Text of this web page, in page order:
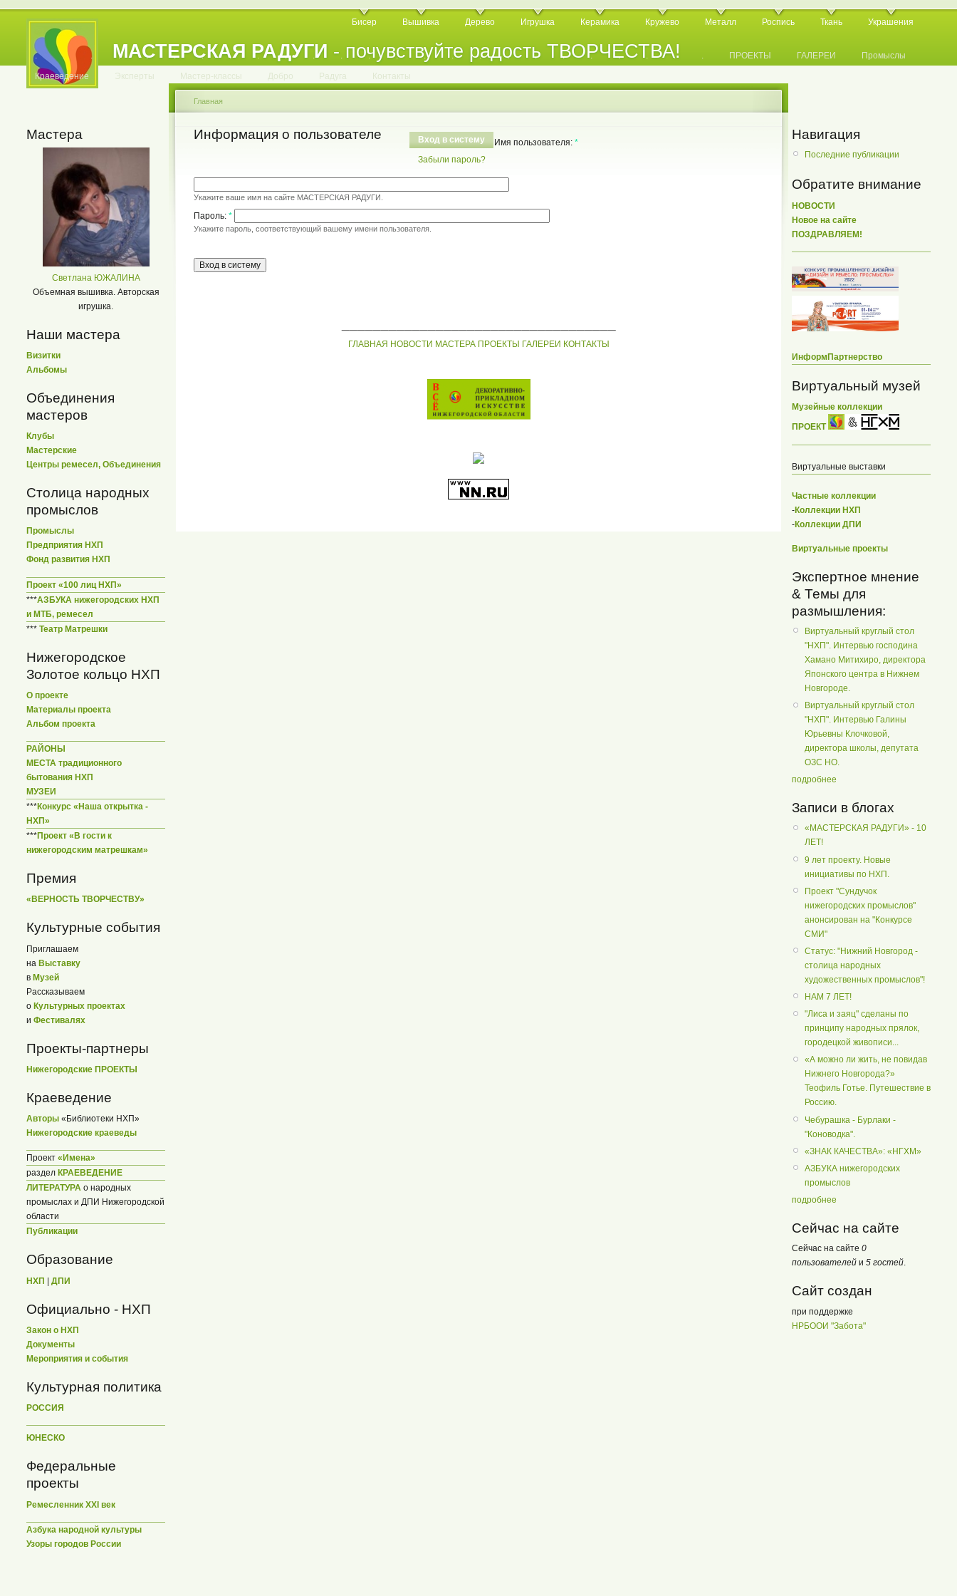
МАСТЕРСКАЯ РАДУГИ - почувствуйте радость ТВОРЧЕСТВА!
Бисер Вышивка Дерево Игрушка Керамика Кружево Металл Роспись Ткань Украшения
. . . . . . . . . . . . . . . . . . . . . . . . . ПРОЕКТЫ ГАЛЕРЕИ Промыслы
Краеведение Эксперты Мастер-классы Добро Радуга Контакты
Мастера
Светлана ЮЖАЛИНА
Объемная вышивка. Авторская
игрушка.
Наши мастера
Визитки
Альбомы
Объединения
мастеров
Клубы
Мастерские
Центры ремесел, Объединения
Столица народных
промыслов
Промыслы
Предприятия НХП
Фонд развития НХП
Проект «100 лиц НХП»
***АЗБУКА нижегородских НХП
и МТБ, ремесел
*** Театр Матрешки
Нижегородское
Золотое кольцо НХП
О проекте
Материалы проекта
Альбом проекта
РАЙОНЫ
МЕСТА традиционного
бытования НХП
МУЗЕИ
***Конкурс «Наша открытка -
НХП»
***Проект «В гости к
нижегородским матрешкам»
Премия
«ВЕРНОСТЬ ТВОРЧЕСТВУ»
Культурные события
Приглашаем
на Выставку
в Музей
Рассказываем
о Культурных проектах
и Фестивалях
Проекты-партнеры
Нижегородские ПРОЕКТЫ
Краеведение
Авторы «Библиотеки НХП»
Нижегородские краеведы
Проект «Имена»
раздел КРАЕВЕДЕНИЕ
ЛИТЕРАТУРА о народных
промыслах и ДПИ Нижегородской
области
Публикации
Образование
НХП | ДПИ
Официально - НХП
Закон о НХП
Документы
Мероприятия и события
Культурная политика
РОССИЯ
ЮНЕСКО
Федеральные
проекты
Ремесленник XXI век
Азбука народной культуры
Узоры городов России
Главная
Информация о пользователе
Вход в систему
Забыли пароль?
Имя пользователя:*
Укажите ваше имя на сайте МАСТЕРСКАЯ РАДУГИ.
Пароль: *
Укажите пароль, соответствующий вашему имени пользователя.
ГЛАВНАЯ НОВОСТИ МАСТЕРА ПРОЕКТЫ ГАЛЕРЕИ КОНТАКТЫ
Навигация
Последние публикации
Обратите внимание
НОВОСТИ
Новое на сайте
ПОЗДРАВЛЯЕМ!
ИнформПартнерство
Виртуальный музей
Музейные коллекции
ПРОЕКТ
Виртуальные выставки
Частные коллекции
-Коллекции НХП
-Коллекции ДПИ
Виртуальные проекты
Экспертное мнение
& Темы для
размышления:
Виртуальный круглый стол
"НХП". Интервью господина
Хамано Митихиро, директора
Японского центра в Нижнем
Новгороде.
Виртуальный круглый стол
"НХП". Интервью Галины
Юрьевны Клочковой,
директора школы, депутата
ОЗС НО.
подробнее
Записи в блогах
«МАСТЕРСКАЯ РАДУГИ» - 10
ЛЕТ!
9 лет проекту. Новые
инициативы по НХП.
Проект "Сундучок
нижегородских промыслов"
анонсирован на "Конкурсе
СМИ"
Статус: "Нижний Новгород -
столица народных
художественных промыслов"!
НАМ 7 ЛЕТ!
"Лиса и заяц" сделаны по
принципу народных прялок,
городецкой живописи...
«А можно ли жить, не повидав
Нижнего Новгорода?»
Теофиль Готье. Путешествие в
Россию.
Чебурашка - Бурлаки -
"Коноводка".
«ЗНАК КАЧЕСТВА»: «НГХМ»
АЗБУКА нижегородских
промыслов
подробнее
Сейчас на сайте
Сейчас на сайте 0
пользователей и 5 гостей.
Сайт создан
при поддержке
НРБООИ "Забота"